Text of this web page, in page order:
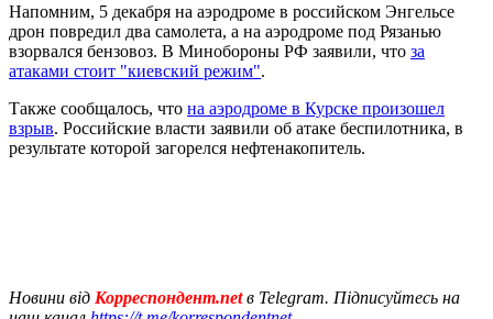
Напомним, 5 декабря на аэродроме в российском Энгельсе
дрон повредил два самолета, а на аэродроме под Рязанью
взорвался бензовоз. В Минобороны РФ заявили, что за
атаками стоит "киевский режим".
Также сообщалось, что на аэродроме в Курске произошел
взрыв. Российские власти заявили об атаке беспилотника, в
результате которой загорелся нефтенакопитель.
Новини від Корреспондент.netв Telegram. Підписуйтесь на